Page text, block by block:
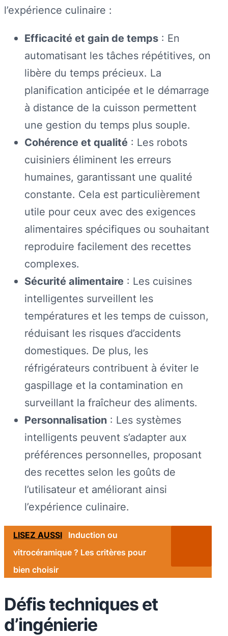
l’expérience culinaire :
Efficacité et gain de temps : En
automatisant les tâches répétitives, on
libère du temps précieux. La
planification anticipée et le démarrage
à distance de la cuisson permettent
une gestion du temps plus souple.
Cohérence et qualité : Les robots
cuisiniers éliminent les erreurs
humaines, garantissant une qualité
constante. Cela est particulièrement
utile pour ceux avec des exigences
alimentaires spécifiques ou souhaitant
reproduire facilement des recettes
complexes.
Sécurité alimentaire : Les cuisines
intelligentes surveillent les
températures et les temps de cuisson,
réduisant les risques d’accidents
domestiques. De plus, les
réfrigérateurs contribuent à éviter le
gaspillage et la contamination en
surveillant la fraîcheur des aliments.
Personnalisation : Les systèmes
intelligents peuvent s’adapter aux
préférences personnelles, proposant
des recettes selon les goûts de
l’utilisateur et améliorant ainsi
l’expérience culinaire.
LISEZ AUSSI
Induction ou
vitrocéramique ? Les critères pour
bien choisir
Défis techniques et
d’ingénierie